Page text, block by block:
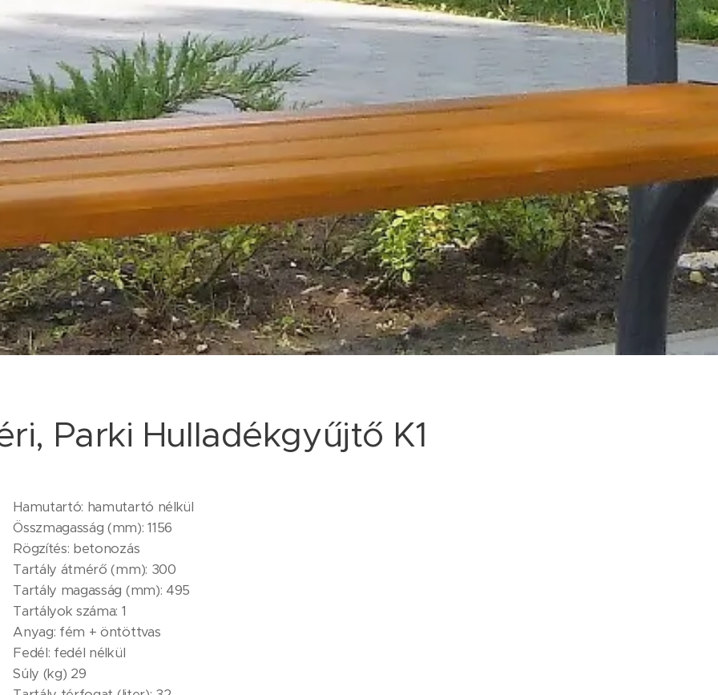
Parki Hulladékgyűjtő K1
Hamutartó: hamutartó nélkül
Összmagasság (mm): 1156
Rögzítés: betonozás
Tartály átmérő (mm): 300
Tartály magasság (mm): 495
Tartályok száma: 1
Anyag: fém + öntöttvas
Fedél: fedél nélkül
Súly (kg) 29